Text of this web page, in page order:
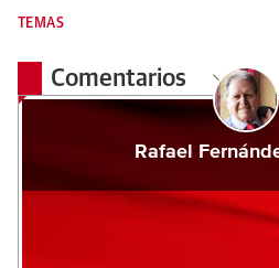
TEMAS
Comentarios
Rafael